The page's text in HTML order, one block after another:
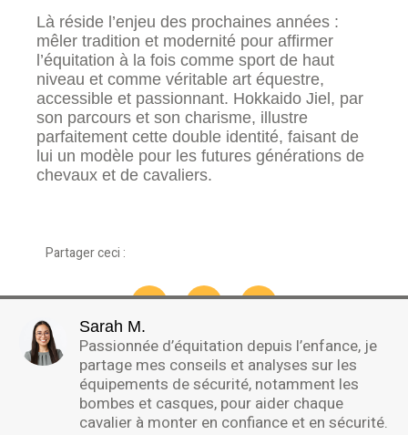
Là réside l’enjeu des prochaines années :
mêler tradition et modernité pour affirmer
l’équitation à la fois comme sport de haut
niveau et comme véritable art équestre,
accessible et passionnant. Hokkaido Jiel, par
son parcours et son charisme, illustre
parfaitement cette double identité, faisant de
lui un modèle pour les futures générations de
chevaux et de cavaliers.
Partager ceci :
Sarah M.
Passionnée d’équitation depuis l’enfance, je
partage mes conseils et analyses sur les
équipements de sécurité, notamment les
bombes et casques, pour aider chaque
cavalier à monter en confiance et en sécurité.